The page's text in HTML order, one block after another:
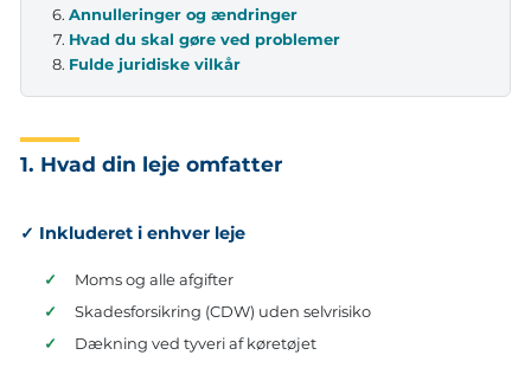
Annulleringer og ændringer
Hvad du skal gøre ved problemer
Fulde juridiske vilkår
1. Hvad din leje omfatter
✓ Inkluderet i enhver leje
✓
Moms og alle afgifter
✓
Skadesforsikring (CDW) uden selvrisiko
✓
Dækning ved tyveri af køretøjet